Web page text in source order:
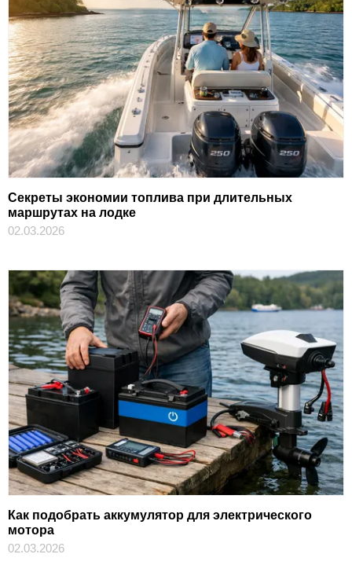
Секреты экономии топлива при длительных
маршрутах на лодке
02.03.2026
Как подобрать аккумулятор для электрического
мотора
02.03.2026